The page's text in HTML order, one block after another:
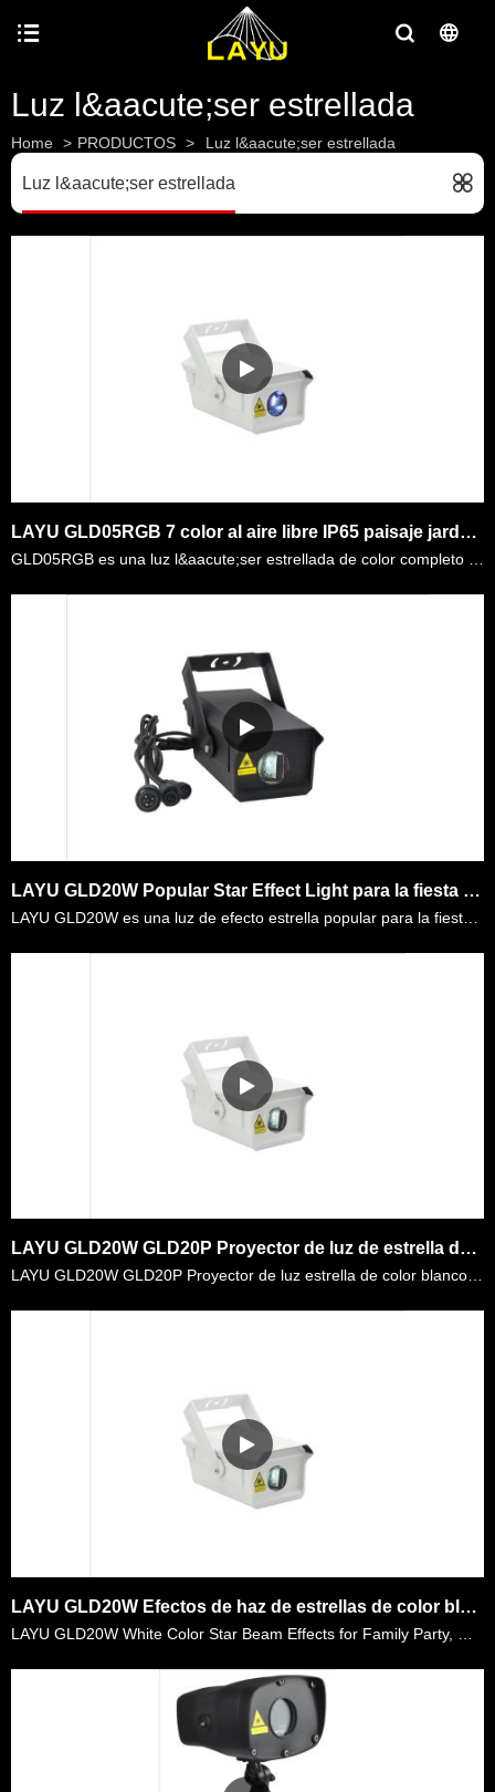
Luz l&aacute;ser estrellada
Home > PRODUCTOS > Luz l&aacute;ser estrellada
Luz l&aacute;ser estrellada
LAYU GLD05RGB 7 color al aire libre IP65 paisaje jard&iacute;n proyector de luz l&aacute;ser
LAYU GLD20W Popular Star Effect Light para la fiesta de cumplea&ntilde;os, la temporada de Navidad, la fiesta tem&aacute;tica, la decoraci&oacute;n del hotel, etc.
LAYU GLD20W GLD20P Proyector de luz de estrella de color blanco y color p&uacute;rpura
LAYU GLD20W GLD20P Proyector de luz estrella de color blanco y color p&uacute;rpura. Tiene m&aacute;s de 300 puntos por unidad, lo que significa 300 vigas en el entorno cuando se utiliza la m&aacute;q……
LAYU GLD20W Efectos de haz de estrellas de color blanco para fiesta familiar, boda, club, etc.